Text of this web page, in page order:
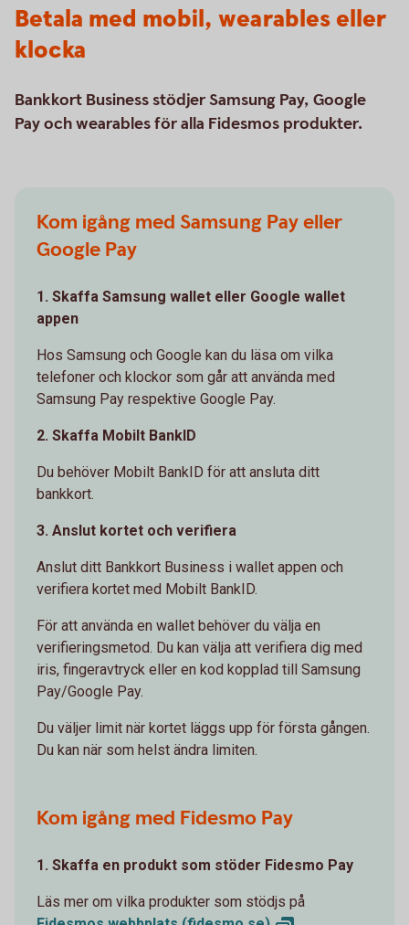
Betala med mobil, wearables eller
klocka
Bankkort Business stödjer Samsung Pay, Google
Pay och wearables för alla Fidesmos produkter.
Kom igång med Samsung Pay eller
Google Pay
1. Skaffa Samsung wallet eller Google wallet
appen
Hos Samsung och Google kan du läsa om vilka
telefoner och klockor som går att använda med
Samsung Pay respektive Google Pay.
2. Skaffa Mobilt BankID
Du behöver Mobilt BankID för att ansluta ditt
bankkort.
3. Anslut kortet och verifiera
Anslut ditt Bankkort Business i wallet appen och
verifiera kortet med Mobilt BankID.
För att använda en wallet behöver du välja en
verifieringsmetod. Du kan välja att verifiera dig med
iris, fingeravtryck eller en kod kopplad till Samsung
Pay/Google Pay.
Du väljer limit när kortet läggs upp för första gången.
Du kan när som helst ändra limiten.
Kom igång med Fidesmo Pay
1. Skaffa en produkt som stöder Fidesmo Pay
Läs mer om vilka produkter som stödjs på